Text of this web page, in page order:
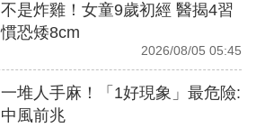
不是炸雞！女童9歲初經 醫揭4習
慣恐矮8cm
2026/08/05 05:45
一堆人手麻！「1好現象」最危險:
中風前兆